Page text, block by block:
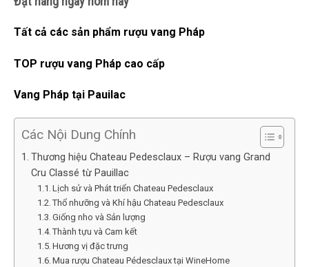
Tất cả các sản phẩm rượu vang Pháp
TOP rượu vang Pháp cao cấp
Vang Pháp tại Pauilac
Các Nội Dung Chính
Thương hiệu Chateau Pedesclaux – Rượu vang Grand
Cru Classé từ Pauillac
Lịch sử và Phát triển Chateau Pedesclaux
Thổ nhưỡng và Khí hậu Chateau Pedesclaux
Giống nho và Sản lượng
Thành tựu và Cam kết
Hương vị đặc trưng
Mua rượu Chateau Pédesclaux tại WineHome